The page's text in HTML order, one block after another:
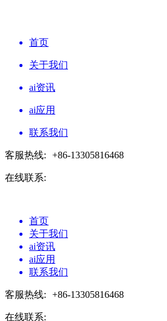
首页
关于我们
ai资讯
ai应用
联系我们
客服热线: +86-13305816468
在线联系:
首页
关于我们
ai资讯
ai应用
联系我们
客服热线: +86-13305816468
在线联系: